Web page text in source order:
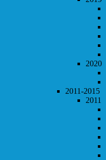
2020
2011-2015
2011